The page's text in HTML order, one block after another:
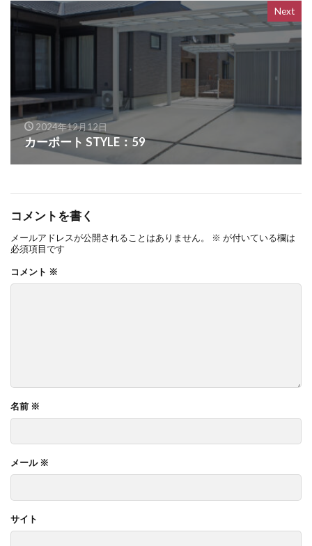
Next
2024年12月12日
カーポート STYLE：59
コメントを書く
メールアドレスが公開されることはありません。 ※ が付いている欄は
必須項目です
コメント ※
名前 ※
メール ※
サイト
OnlyOne ネットペブル
OnlyOne ノイエキューブ
OnlyOne パーサス
OnlyOne パーサスネオ
OnlyOne フィール
OnlyOne フォレストヒルズガーデンライト
OnlyOne フォレストヒルズネームプレート
OnlyOne ブランツ
OnlyOne ブリーズブリック
OnlyOne ブリックスネーム
OnlyOne ブリッツ
OnlyOne モデルノ プラスエフ
OnlyOne モデルノW
OnlyOne モデルノX ライン
OnlyOne ラ･クローヌ スクエア ライト
OnlyOne 和錆
OnlyOne 真鍮製ポーチライト
YKK エクステリアポスト T9型
YKK エフルージュ
YKK ガーデン倶楽部 スタンダードフェンス
YKK ルシアスフェンス